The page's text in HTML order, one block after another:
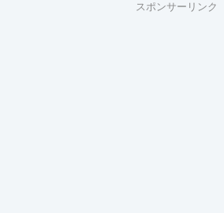
スポンサーリンク